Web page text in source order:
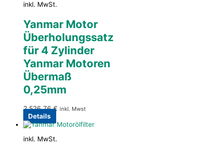
inkl. MwSt.
Yanmar Motor
Überholungssatz
für 4 Zylinder
Yanmar Motoren
Übermaß
0,25mm
2.526,76€ inkl. Mwst
Details
inkl. MwSt.